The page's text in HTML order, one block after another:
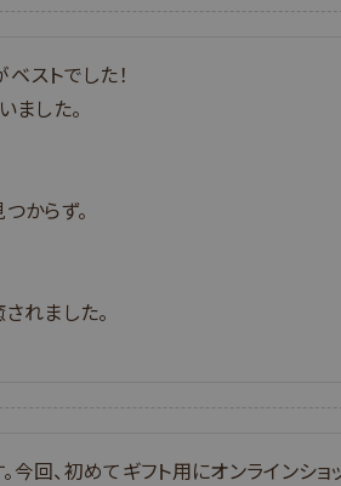
ストでした！
ました。
からず。
れました。
今回、初めてギフト用にオンラインショ